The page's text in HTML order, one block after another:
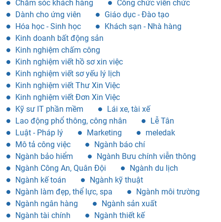
Chăm sóc khách hàng
Công chức viên chức
Dành cho ứng viên
Giáo dục - Đào tạo
Hóa học - Sinh học
Khách sạn - Nhà hàng
Kinh doanh bất động sản
Kinh nghiệm chấm công
Kinh nghiệm viết hồ sơ xin việc
Kinh nghiệm viết sơ yếu lý lịch
Kinh nghiệm viết Thư Xin Việc
Kinh nghiệm viết Đơn Xin Việc
Kỹ sư IT phần mềm
Lái xe, tài xế
Lao động phổ thông, công nhân
Lễ Tân
Luật - Pháp lý
Marketing
meledak
Mô tả công việc
Ngành báo chí
Ngành bảo hiểm
Ngành Bưu chính viễn thông
Ngành Công An, Quân Đội
Ngành du lịch
Ngành kế toán
Ngành kỹ thuật
Ngành làm đẹp, thể lực, spa
Ngành môi trường
Ngành ngân hàng
Ngành sản xuất
Ngành tài chính
Ngành thiết kế